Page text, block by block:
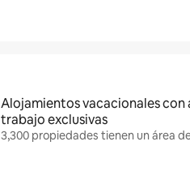
Alojamientos vacacionales con
trabajo exclusivas
3,300 propiedades tienen un área